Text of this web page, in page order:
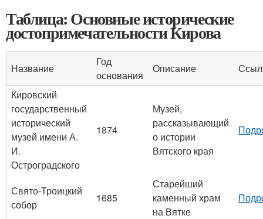
Таблица: Основные исторические
достопримечательности Кирова
Название
Год
основания
Описание
Кировский
государственный
исторический
музей имени А.
И.
Остроградского
1874
Музей,
рассказывающий
о истории
Вятского края
Свято-Троицкий
собор
1685
Старейший
каменный храм
на Вятке